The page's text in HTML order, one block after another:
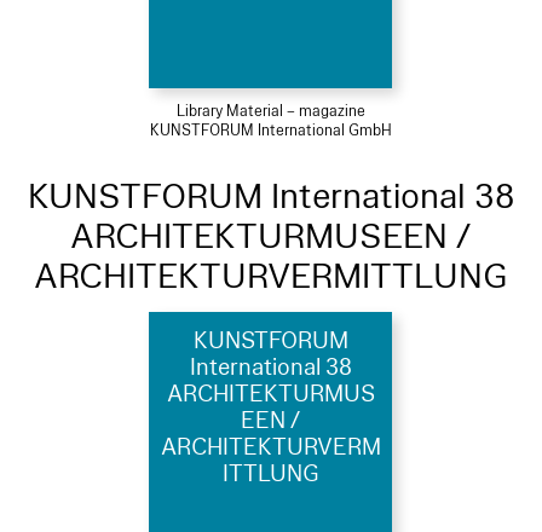
Library Material – magazine
KUNSTFORUM International GmbH
KUNSTFORUM International 38
ARCHITEKTURMUSEEN /
ARCHITEKTURVERMITTLUNG
KUNSTFORUM
International 38
ARCHITEKTURMUS
EEN /
ARCHITEKTURVERM
ITTLUNG